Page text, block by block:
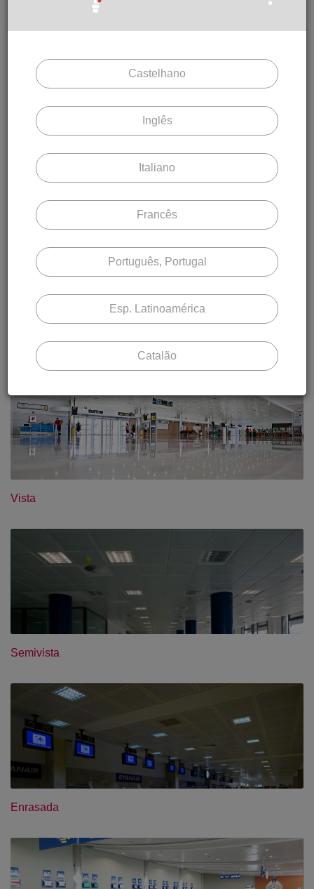
PESQUISAR
para restringir sua pesquisa
Tipo de tetos falsos
Modular (bandejas)
Tipo de material
Oculta Clip-in
Oculta Suspendida
Vista
Semivista
Enrasada
Castelhano
Inglês
Italiano
Francês
Português, Portugal
Esp. Latinoamérica
Catalão